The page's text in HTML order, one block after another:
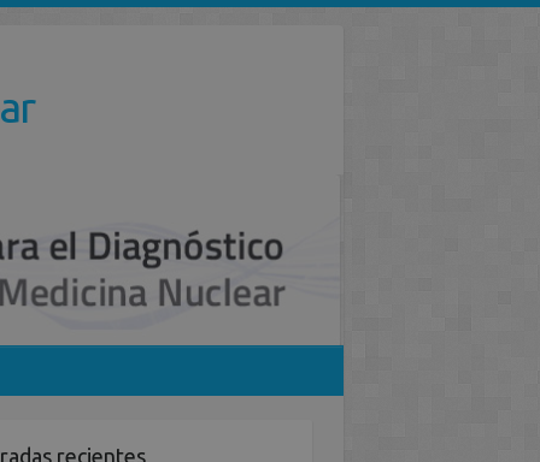
recientes